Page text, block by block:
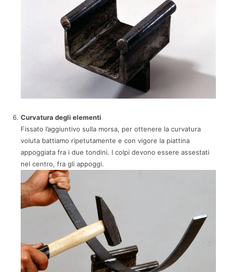
Curvatura degli elementi
Fissato l’aggiuntivo sulla morsa, per ottenere la curvatura
voluta battiamo ripetutamente e con vigore la piattina
appoggiata fra i due tondini. I colpi devono essere assestati
nel centro, fra gli appoggi.